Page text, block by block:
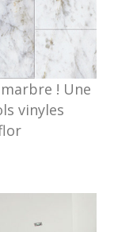
! Une
vinyles